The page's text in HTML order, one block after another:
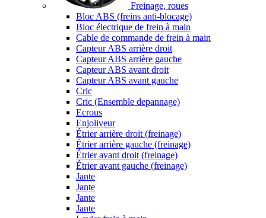
Freinage, roues
Bloc ABS (freins anti-blocage)
Bloc électrique de frein à main
Cable de commande de frein à main
Capteur ABS arrière droit
Capteur ABS arrière gauche
Capteur ABS avant droit
Capteur ABS avant gauche
Cric
Cric (Ensemble depannage)
Ecrous
Enjoliveur
Étrier arrière droit (freinage)
Étrier arrière gauche (freinage)
Étrier avant droit (freinage)
Étrier avant gauche (freinage)
Jante
Jante
Jante
Jante